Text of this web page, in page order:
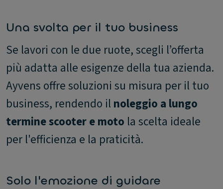
Una svolta per il tuo business
Se lavori con le due ruote, scegli l’offerta
più adatta alle esigenze della tua azienda.
Ayvens offre soluzioni su misura per il tuo
business, rendendo il noleggio a lungo
termine scooter e moto la scelta ideale
per l'efficienza e la praticità.
Solo l'emozione di guidare